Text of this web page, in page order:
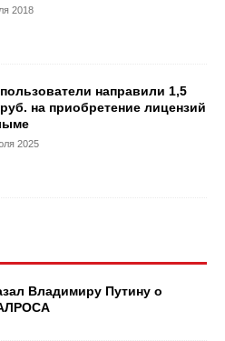
2018
направили 1,5
на приобретение лицензий
2025
Владимиру Путину о